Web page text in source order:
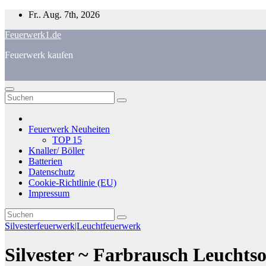
Zum
springen
Fr.. Aug. 7th, 2026
Feuerwerk1.de
Feuerwerk kaufen
Feuerwerk Neuheiten
TOP 15
Knaller/ Böller
Batterien
Datenschutz
Cookie-Richtlinie (EU)
Impressum
Silvesterfeuerwerk|Leuchtfeuerwerk
Silvester ~ Farbrausch